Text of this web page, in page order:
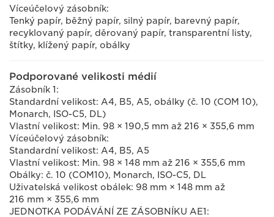
Víceúčelový zásobník:
Tenký papír, běžný papír, silný papír, barevný papír,
recyklovaný papír, děrovaný papír, transparentní listy,
štítky, klížený papír, obálky
Podporované velikosti médií
Zásobník 1:
Standardní velikost: A4, B5, A5, obálky (č. 10 (COM 10),
Monarch, ISO-C5, DL)
Vlastní velikost: Min. 98 × 190,5 mm až 216 × 355,6 mm
Víceúčelový zásobník:
Standardní velikost: A4, B5, A5
Vlastní velikost: Min. 98 × 148 mm až 216 × 355,6 mm
Obálky: č. 10 (COM10), Monarch, ISO-C5, DL
Uživatelská velikost obálek: 98 mm × 148 mm až
216 mm × 355,6 mm
JEDNOTKA PODÁVÁNÍ ZE ZÁSOBNÍKU AE1: